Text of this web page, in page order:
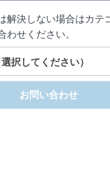
解決しない場合はカテ
わせください。
選択してください）
お問い合わせ